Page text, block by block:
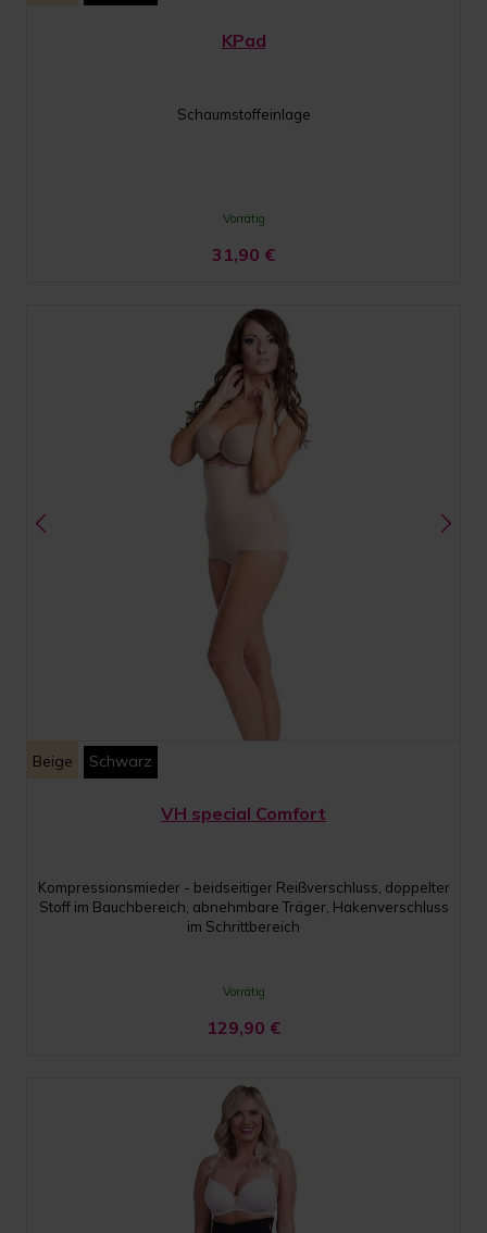
KPad
Schaumstoffeinlage
Vorrätig
31,90 €
Beige Schwarz
VH special Comfort
Kompressionsmieder - beidseitiger Reißverschluss, doppelter
Stoff im Bauchbereich, abnehmbare Träger, Hakenverschluss
im Schrittbereich
Vorrätig
129,90 €